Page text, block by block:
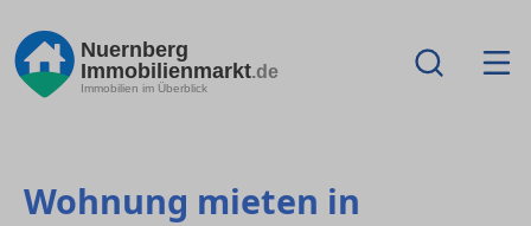
Nuernberg
Immobilienmarkt.de
Immobilien im Überblick
Wohnung mieten in